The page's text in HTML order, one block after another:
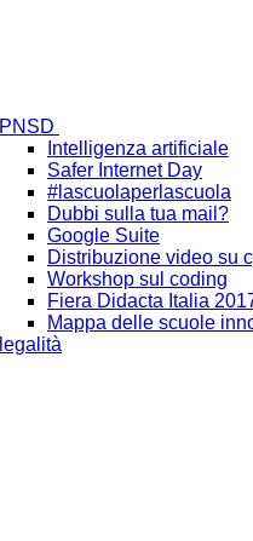
PNSD
Intelligenza artificiale
Safer Internet Day
#lascuolaperlascuola
Dubbi sulla tua mail?
Google Suite
Distribuzione video su
Workshop sul coding
Fiera Didacta Italia
Mappa delle scuole
legalità